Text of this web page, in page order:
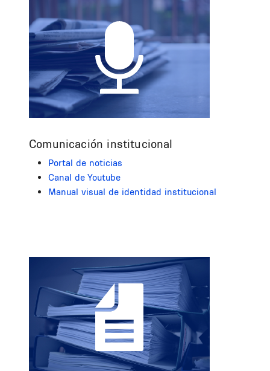
Comunicación institucional
Portal de noticias
Canal de Youtube
Manual visual de identidad institucional